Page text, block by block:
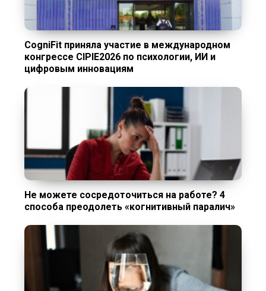
CogniFit приняла участие в международном
конгрессе CIPIE2026 по психологии, ИИ и
цифровым инновациям
Не можете сосредоточиться на работе? 4
способа преодолеть «когнитивный паралич»